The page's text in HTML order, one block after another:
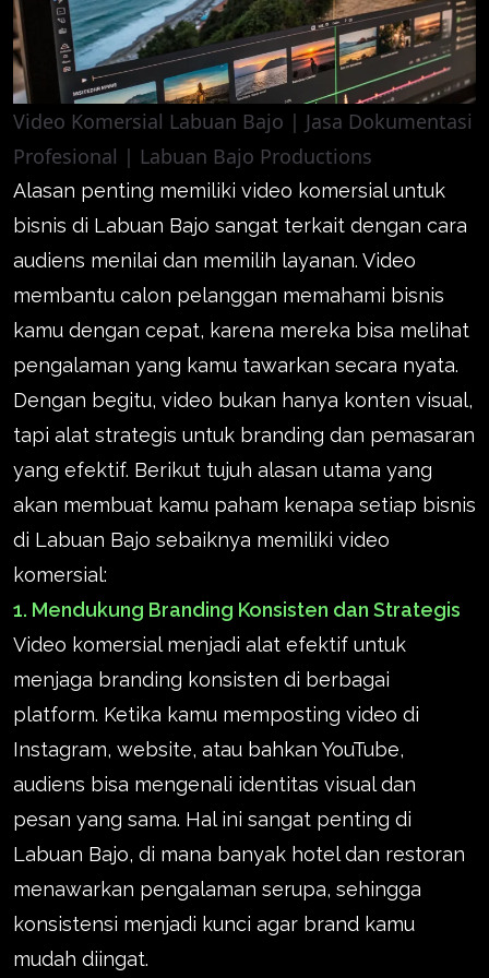
Video Komersial Labuan Bajo | Jasa Dokumentasi
Profesional | Labuan Bajo Productions
Alasan penting memiliki video komersial untuk
bisnis di Labuan Bajo sangat terkait dengan cara
audiens menilai dan memilih layanan. Video
membantu calon pelanggan memahami bisnis
kamu dengan cepat, karena mereka bisa melihat
pengalaman yang kamu tawarkan secara nyata.
Dengan begitu, video bukan hanya konten visual,
tapi alat strategis untuk branding dan pemasaran
yang efektif. Berikut tujuh alasan utama yang
akan membuat kamu paham kenapa setiap bisnis
di Labuan Bajo sebaiknya memiliki video
komersial:
1. Mendukung Branding Konsisten dan Strategis
Video komersial menjadi alat efektif untuk
menjaga branding konsisten di berbagai
platform. Ketika kamu memposting video di
Instagram, website, atau bahkan YouTube,
audiens bisa mengenali identitas visual dan
pesan yang sama. Hal ini sangat penting di
Labuan Bajo, di mana banyak hotel dan restoran
menawarkan pengalaman serupa, sehingga
konsistensi menjadi kunci agar brand kamu
mudah diingat.